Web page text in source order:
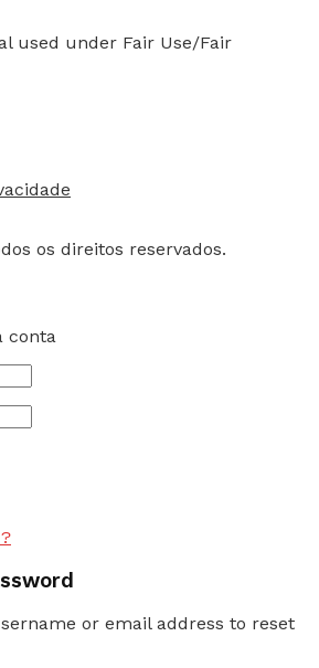
used under Fair Use/Fair
os direitos reservados.
conta
or email address to reset